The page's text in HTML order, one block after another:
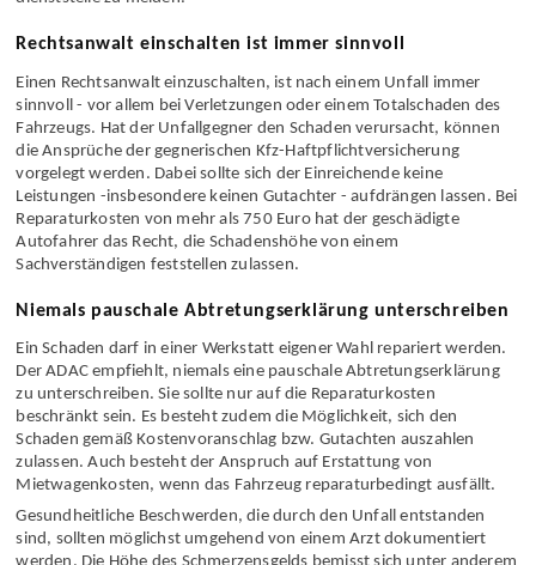
Einen Rechtsanwalt einzuschalten, ist nach einem Unfall immer
sinnvoll - vor allem bei Verletzungen oder einem Total­schaden des
Fahrzeugs. Hat der Unfall­gegner den Schaden verursacht, können
die Ansprüche der gegnerischen Kfz-Haftpflicht­versicherung
vorgelegt werden. Dabei sollte sich der Einreichende keine
Leistungen -insbesondere keinen Gutachter - aufdrängen lassen. Bei
Reparatur­kosten von mehr als 750 Euro hat der geschädigte
Autofahrer das Recht, die Schadens­höhe von einem
Niemals pauschale Abtretungserklärung unterschreiben
Ein Schaden darf in einer Werkstatt eigener Wahl repariert werden.
Der ADAC empfiehlt, niemals eine pauschale Abtretungs­erklärung
zu unterschreiben. Sie sollte nur auf die Reparatur­kosten
beschränkt sein. Es besteht zudem die Möglichkeit, sich den
Schaden gemäß Kosten­voranschlag bzw. Gutachten auszahlen
zulassen. Auch besteht der Anspruch auf Erstattung von
Gesundheitliche Beschwerden, die durch den Unfall entstanden
sind, sollten möglichst umgehend von einem Arzt dokumentiert